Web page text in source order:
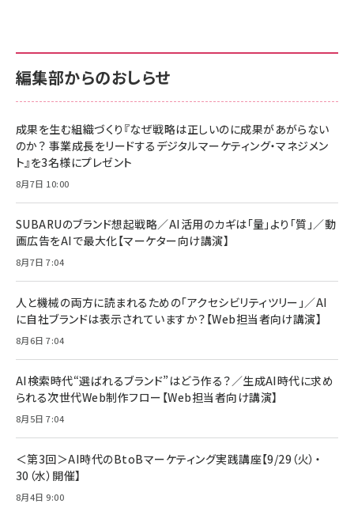
￥880
anan(アンアン)2026/06/24号 No.2500増刊
スペシャルエディション[王道エンタメの矜持／
￥1,100
anan(アンアン)2026/07/08号 No.2502[2026
￥880
ママ投資家が育休中に１億貯めた株式投資
組織の成果を最大化する ルールのデザイン
￥1,980
Amazonランキングをもっと見る
サポート正規品 メーカー保証5年 KLMEA128G
NIMASO ガラスフィルム iPhone 17 用 保護フィ
すい ガイド枠付き いPhone17 (6.3インチ) 対応
2枚セット DSP25F1698
￥1,599
￥6,980
全ワイヤレスイヤホン/アクティブノイズキャンセリ
技術基準適合】ブラック
￥5,990
ケーブル Anker絡まないケーブル 240W 結束バン
ド付き USB PD対応 シリコン素材採用 iPhone
17 / 16 / 15 / Galaxy iPad Pro MacBook
Pro/Air 各種対応 (1.8m ミッドナイトブラック)
￥1,890
サポート正規品 メーカー保証5年 KLMEA128G
Amazon eギフトカード - Amazonロゴ - クラ
￥5,000
Anker PowerLine III Flow USB-C & USB-C
Pro/Air 各種対応 (1.8m ミッドナイトブラック)
￥1,890
サッポロ 生ビール 黒ラベル 350ml 缶 24本 ビー
ル ケース買い【6/30応募〆切! 黒ラベルビヤセラー
￥4,857
編集部からのおしらせ
成果を生む組織づくり『なぜ戦略は正しいのに成果があがらない
のか？ 事業成長をリードするデジタルマーケティング・マネジメン
ト』を3名様にプレゼント
8月7日 10:00
SUBARUのブランド想起戦略／AI活用のカギは「量」より「質」／動
画広告をAIで最大化【マーケター向け講演】
8月7日 7:04
人と機械の両方に読まれるための「アクセシビリティツリー」／AI
に自社ブランドは表示されていますか？【Web担当者向け講演】
8月6日 7:04
AI検索時代“選ばれるブランド”はどう作る？／生成AI時代に求め
られる次世代Web制作フロー【Web担当者向け講演】
8月5日 7:04
＜第3回＞AI時代のBtoBマーケティング実践講座【9/29（火）・
30（水）開催】
8月4日 9:00